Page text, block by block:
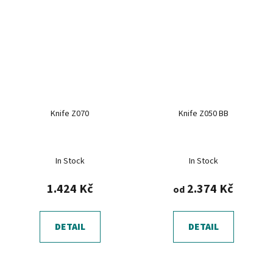
Knife Z070
In Stock
1.424 Kč
DETAIL
Knife Z050 BB
In Stock
od 2.374 Kč
DETAIL